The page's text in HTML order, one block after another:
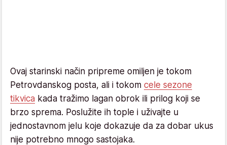
Ovaj starinski način pripreme omiljen je tokom
Petrovdanskog posta, ali i tokom cele sezone
tikvica kada tražimo lagan obrok ili prilog koji se
brzo sprema. Poslužite ih tople i uživajte u
jednostavnom jelu koje dokazuje da za dobar ukus
nije potrebno mnogo sastojaka.